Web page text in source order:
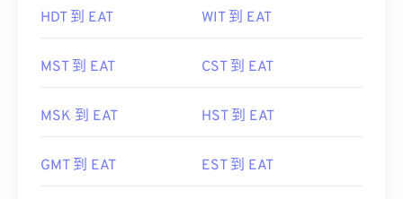
HDT 到 EAT WIT 到 EAT
MST 到 EAT CST 到 EAT
MSK 到 EAT HST 到 EAT
GMT 到 EAT EST 到 EAT